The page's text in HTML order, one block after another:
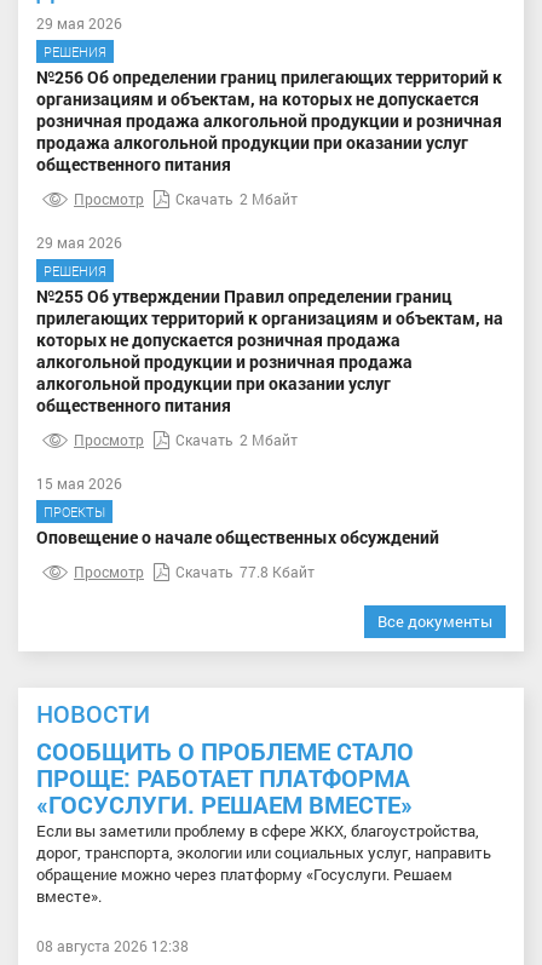
29 мая 2026
РЕШЕНИЯ
№256 Об определении границ прилегающих территорий к
организациям и объектам, на которых не допускается
розничная продажа алкогольной продукции и розничная
продажа алкогольной продукции при оказании услуг
общественного питания
Просмотр Скачать 2 Мбайт
29 мая 2026
РЕШЕНИЯ
№255 Об утверждении Правил определении границ
прилегающих территорий к организациям и объектам, на
которых не допускается розничная продажа
алкогольной продукции и розничная продажа
алкогольной продукции при оказании услуг
общественного питания
Просмотр Скачать 2 Мбайт
15 мая 2026
ПРОЕКТЫ
Оповещение о начале общественных обсуждений
Просмотр Скачать 77.8 Кбайт
Все документы
НОВОСТИ
СООБЩИТЬ О ПРОБЛЕМЕ СТАЛО
ПРОЩЕ: РАБОТАЕТ ПЛАТФОРМА
«ГОСУСЛУГИ. РЕШАЕМ ВМЕСТЕ»
Если вы заметили проблему в сфере ЖКХ, благоустройства,
дорог, транспорта, экологии или социальных услуг, направить
обращение можно через платформу «Госуслуги. Решаем
вместе».
08 августа 2026 12:38